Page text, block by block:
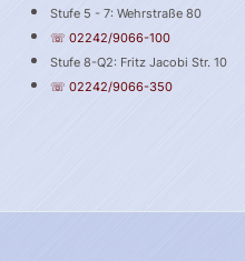
Stufe 5 - 7: Wehrstraße 80
☏ 02242/9066-100
Stufe 8-Q2: Fritz Jacobi Str. 10
☏ 02242/9066-350